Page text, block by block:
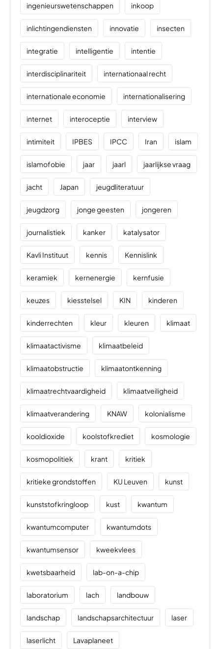
ingenieurswetenschappen inkoop
inlichtingendiensten innovatie insecten
integratie intelligentie intentie
interdisciplinariteit internationaal recht
internationale economie internationalisering
internet interoceptie interview
intimiteit IPBES IPCC Iran islam
islamofobie jaar jaarl jaarlijkse vraag
jacht Japan jeugdliteratuur
jeugdzorg jonge geesten jongeren
journalistiek kanker katalysator
Kavli Instituut kennis Kennislink
keramiek kernenergie kernfusie
keuzes kiesstelsel KIN kinderen
kinderrechten kleur kleuren klimaat
klimaatactivisme klimaatbeleid
klimaatobstructie klimaatontkenning
klimaatrechtvaardigheid klimaatveiligheid
klimaatverandering KNAW kolonialisme
kooldioxide koolstofkrediet kosmologie
kosmopolitiek krant kritiek
kritieke grondstoffen KU Leuven kunst
kunststofkringloop kust kwantum
kwantumcomputer kwantumdots
kwantumsensor kweekvlees
kwetsbaarheid lab-on-a-chip
laboratorium lach landbouw
landschap landschapsarchitectuur laser
laserlicht Lavaplaneet